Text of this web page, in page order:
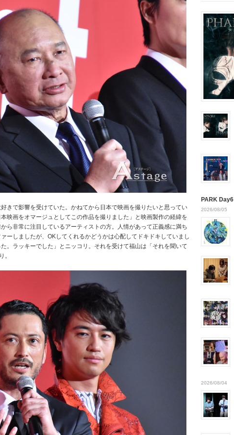
きで影響を受けていた。かねてから日本で映画を撮りたいと思ってい
映画をオマージュとしてこの作品を撮りました」と映画製作の経緯を
ら非常に注目しているアーティストの方。人情があって正義感に満ち
ーしましたが、OKしてくれるかどうかは心配してドキドキしていまし
。ラッキーでした」とニッコリ。それを受けて福山は「それを聞いて
。
PARK Day6
2026/08/05
2026/08/04